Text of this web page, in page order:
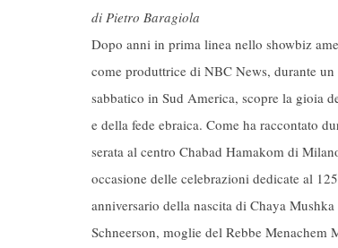
di Pietro Baragiola
Dopo anni in prima linea nello showbiz
come produttrice di NBC News, durante un
sabbatico in Sud America, scopre la gioia
e della fede ebraica. Come ha raccontato
serata al centro Chabad Hamakom di
occasione delle celebrazioni dedicate al
anniversario della nascita di Chaya Mushka
Schneerson, moglie del Rebbe Menachem